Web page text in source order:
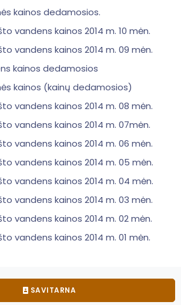
kainos dedamosios.
vandens kainos 2014 m. 10 mėn.
vandens kainos 2014 m. 09 mėn.
kainos dedamosios
kainos (kainų dedamosios)
vandens kainos 2014 m. 08 mėn.
vandens kainos 2014 m. 07mėn.
vandens kainos 2014 m. 06 mėn.
vandens kainos 2014 m. 05 mėn.
vandens kainos 2014 m. 04 mėn.
vandens kainos 2014 m. 03 mėn.
vandens kainos 2014 m. 02 mėn.
vandens kainos 2014 m. 01 mėn.
SAVITARNA